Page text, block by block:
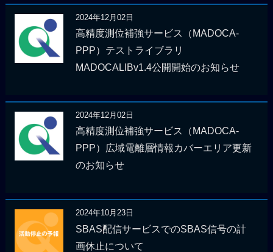
2024年12月02日
高精度測位補強サービス（MADOCA-
PPP）テストライブラリ
MADOCALIBv1.4公開開始のお知らせ
2024年12月02日
高精度測位補強サービス（MADOCA-
PPP）広域電離層情報カバーエリア更新
のお知らせ
2024年10月23日
SBAS配信サービスでのSBAS信号の計
画休止について